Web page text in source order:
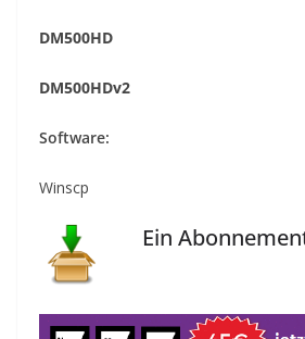
DM500HD
DM500HDv2
Software:
Winscp
Ein